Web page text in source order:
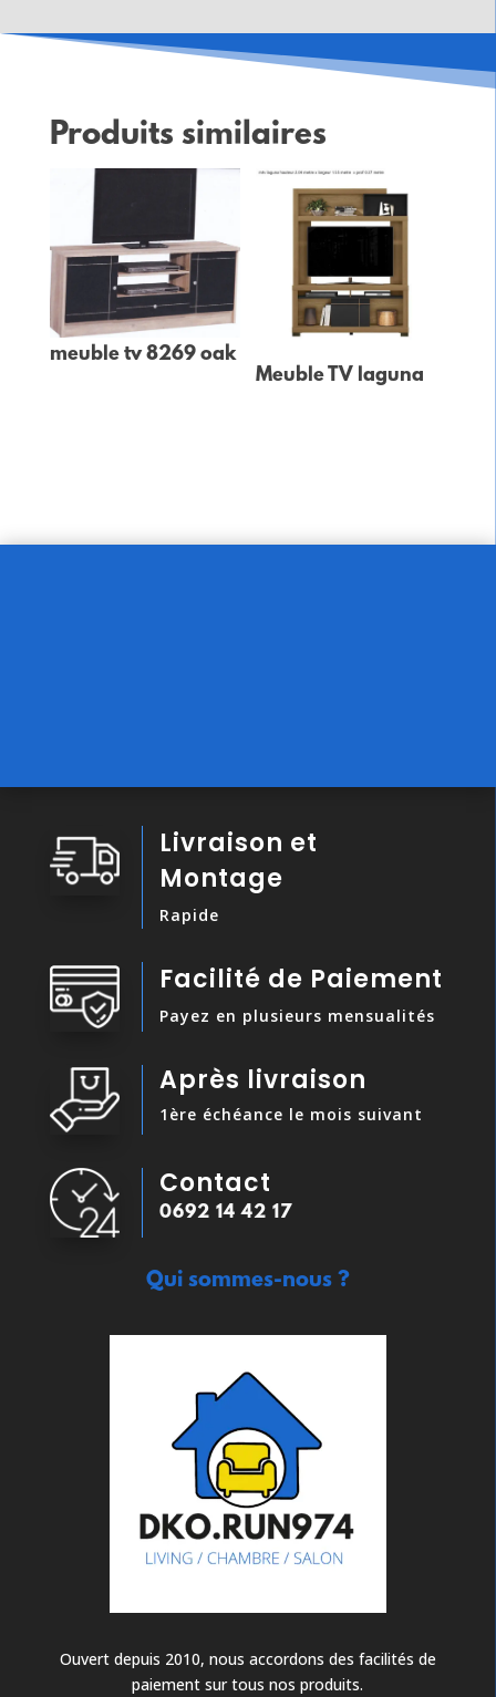
Produits similaires
meuble tv 8269 oak
Meuble TV laguna
Livraison et
Montage
Rapide
Facilité de Paiement
Payez en plusieurs mensualités
Après livraison
1ère échéance le mois suivant
Contact
0692 14 42 17
Qui sommes-nous ?
Ouvert depuis 2010, nous accordons des facilités de
paiement sur tous nos produits.